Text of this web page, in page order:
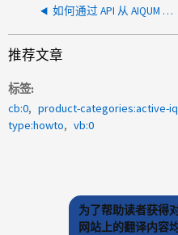
如何通过 API 从 AIQUM 获取事件阈值
推荐文章
标签
cb:0
product-categories:active-
type:howto
vb:0
为了帮助读者获得
网站上的翻译内容